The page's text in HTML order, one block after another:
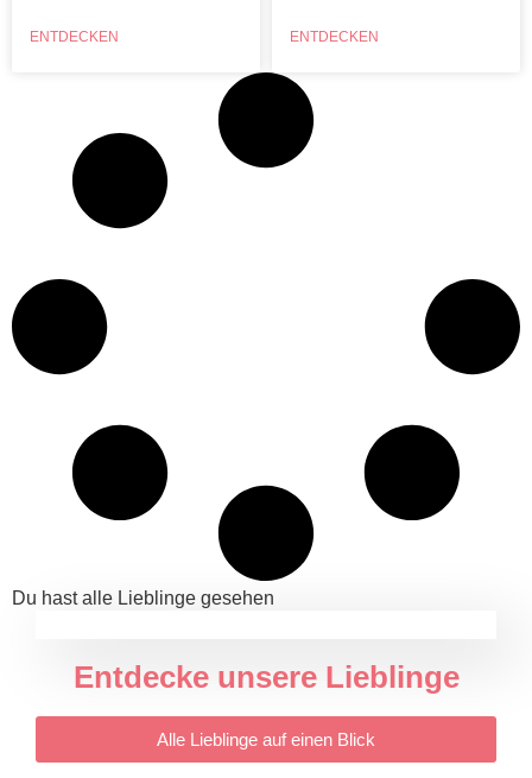
Entdecke unsere Lieblinge
Alle Lieblinge auf einen Blick
ENTDECKEN ENTDECKEN
Du hast alle Lieblinge gesehen